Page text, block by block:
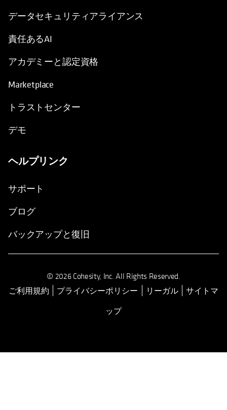
データセキュリティアライアンス
責任あるAI
アカデミーと認定資格
Marketplace
トラストセンター
デモ
ヘルプリンク
サポート
ブログ
バックアップと復旧
© 2026 Cohesity, Inc. All Rights Reserved.
ご利用規約 プライバシーポリシー リーガル
サイトマ
ップ